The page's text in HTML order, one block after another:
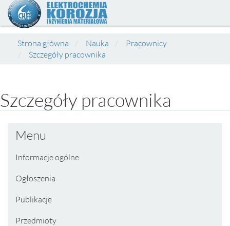
Strona główna Nauka
Pracownicy
Szczegóły pracownika
Szczegóły pracownika
Menu
Informacje ogólne
Ogłoszenia
Publikacje
Przedmioty